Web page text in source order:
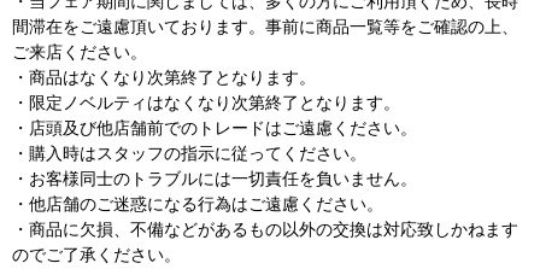
間滞在をご遠慮頂いております。事前に商品一覧等をご確認の上、
ご来店ください。
・商品はなくなり次第終了となります。
・限定ノベルティはなくなり次第終了となります。
・店頭及び他店舗前でのトレードはご遠慮ください。
・購入時はスタッフの指示に従ってください。
・お客様同士のトラブルには一切責任を負いません。
・他店舗のご迷惑になる行為はご遠慮ください。
・商品に欠損、不備などがあるもの以外の交換は対応致しかねます
のでご了承ください。